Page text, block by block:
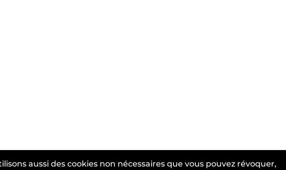
aussi des cookies non nécessaires que vous pouvez révoquer,